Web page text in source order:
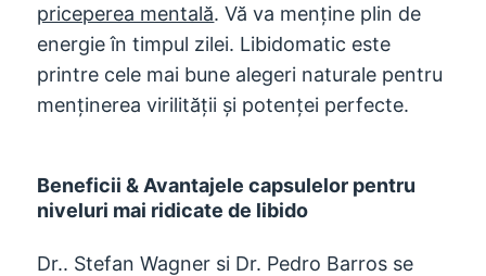
priceperea mentală. Vă va menține plin de
energie în timpul zilei. Libidomatic este
printre cele mai bune alegeri naturale pentru
menținerea virilității și potenței perfecte.
Beneficii & Avantajele capsulelor pentru
niveluri mai ridicate de libido
Dr.. Stefan Wagner si Dr. Pedro Barros se